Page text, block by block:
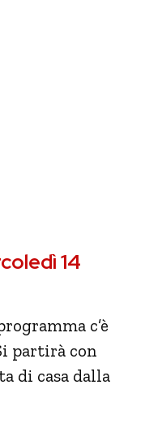
14
c’è
partirà con
di casa dalla